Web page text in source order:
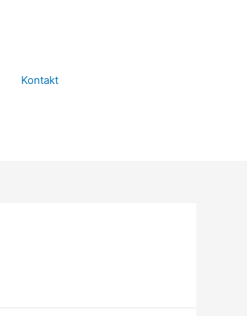
Kontakt